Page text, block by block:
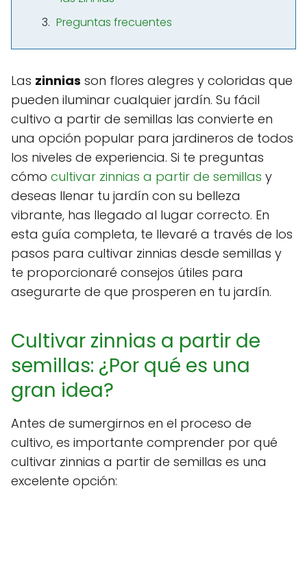
Preguntas frecuentes
Las zinnias son flores alegres y coloridas que
pueden iluminar cualquier jardín. Su fácil
cultivo a partir de semillas las convierte en
una opción popular para jardineros de todos
los niveles de experiencia. Si te preguntas
cómo cultivar zinnias a partir de semillas y
deseas llenar tu jardín con su belleza
vibrante, has llegado al lugar correcto. En
esta guía completa, te llevaré a través de los
pasos para cultivar zinnias desde semillas y
te proporcionaré consejos útiles para
asegurarte de que prosperen en tu jardín.
Cultivar zinnias a partir de
semillas: ¿Por qué es una
gran idea?
Antes de sumergirnos en el proceso de
cultivo, es importante comprender por qué
cultivar zinnias a partir de semillas es una
excelente opción: